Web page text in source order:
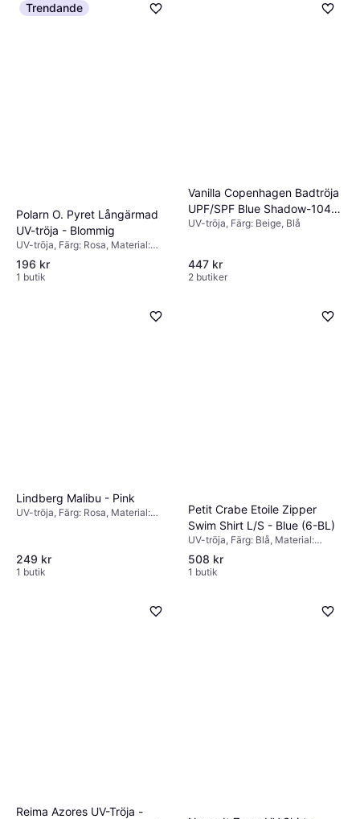
Trendande
Polarn O. Pyret Långärmad
UV-tröja - Blommig
UV-tröja, Färg: Rosa, Material:
Polyester, Mönster: Blommig
196 kr
1 butik
Vanilla Copenhagen Badtröja
UPF/SPF Blue Shadow-104-
110
UV-tröja, Färg: Beige, Blå
447 kr
2 butiker
Lindberg Malibu - Pink
UV-tröja, Färg: Rosa, Material:
249 kr
1 butik
Petit Crabe Etoile Zipper
Swim Shirt L/S - Blue (6-BL)
UV-tröja, Färg: Blå, Material:
Elastan/Lycra/Spandex, Polyamid
508 kr
1 butik
Reima Azores UV-Tröja -